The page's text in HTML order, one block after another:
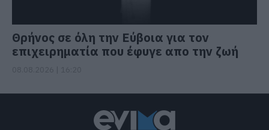
Θρήνος σε όλη την Εύβοια για τον
επιχειρηματία που έφυγε απο την ζωή